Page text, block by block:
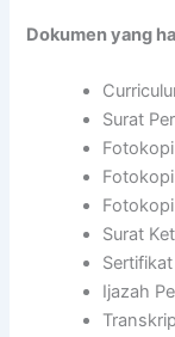
Dokumen yang
Surat
Surat
Ijazah